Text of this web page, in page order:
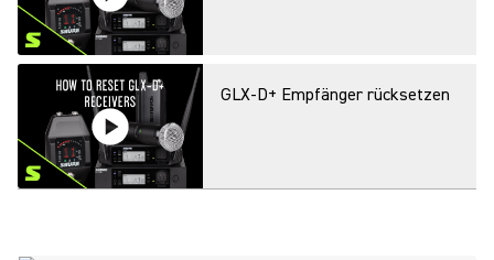
GLX-D+ Empfänger rücksetzen